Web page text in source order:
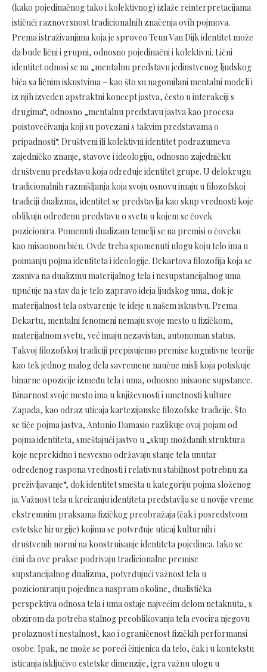
(kako pojedinačnog tako i kolektivnog) izlaže reinterpretacijama
ističući raznovrsnost tradicionalnih značenja ovih pojmova.
Prema istraživanjima koja je sproveo Teun Van Dijk identitet može
da bude lični i grupni, odnosno pojedinačni i kolektivni. Lični
identitet odnosi se na „mentalnu predstavu jedinstvenog ljudskog
bića sa ličnim iskustvima – kao što su nagomilani mentalni modeli i
iz njih izveden apstraktni koncept jastva, često u interakciji s
drugima“, odnosno „mentalnu predstavu jastva kao procesa
poistovećivanja koji su povezani s takvim predstavama o
pripadnosti“. Društveni ili kolektivni identitet podrazumeva
zajedničko znanje, stavove i ideologiju, odnosno zajedničku
društvenu predstavu koja određuje identitet grupe. U delokrugu
tradicionalnih razmišljanja koja svoju osnovu imaju u filozofskoj
tradiciji dualizma, identitet se predstavlja kao skup vrednosti koje
oblikuju određenu predstavu o svetu u kojem se čovek
pozicionira. Pomenuti dualizam temelji se na premisi o čoveku
kao misaonom biću. Ovde treba spomenuti ulogu koju telo ima u
poimanju pojma identiteta i ideologije. Dekartova filozofija koja se
zasniva na dualizmu materijalnog tela i nesupstancijalnog uma
upućuje na stav da je telo zapravo ideja ljudskog uma, dok je
materijalnost tela ostvarenje te ideje u našem iskustvu. Prema
Dekartu, mentalni fenomeni nemaju svoje mesto u fizičkom,
materijalnom svetu, već imaju nezavistan, autonoman status.
Takvoj filozofskoj tradiciji prepisujemo premise kognitivne teorije
kao tek jednog malog dela savremene naučne misli koja potiskuje
binarne opozicije između tela i uma, odnosno misaone supstance.
Binarnost svoje mesto ima u književnosti i umetnosti kulture
Zapada, kao odraz uticaja kartezijanske filozofske tradicije. Što
se tiče pojma jastva, Antonio Damasio razlikuje ovaj pojam od
pojma identiteta, smeštajući jastvo u „skup moždanih struktura
koje neprekidno i nesvesno održavaju stanje tela unutar
određenog raspona vrednosti i relativnu stabilnost potrebnu za
preživljavanje“, dok identitet smešta u kategoriju pojma složenog
ja. Važnost tela u kreiranju identiteta predstavlja se u novije vreme
ekstremnim praksama fizičkog preobražaja (čak i posredstvom
estetske hirurgije) kojima se potvrđuje uticaj kulturnih i
društvenih normi na konstruisanje identiteta pojedinca. Iako se
čini da ove prakse podrivaju tradicionalne premise
supstancijalnog dualizma, potvrđujući važnost tela u
pozicioniranju pojedinca naspram okoline, dualistička
perspektiva odnosa tela i uma ostaje najvećim delom netaknuta, s
obzirom da potreba stalnog preoblikovanja tela evocira njegovu
prolaznost i nestalnost, kao i ograničenost fizičkih performansi
osobe. Ipak, ne može se poreći činjenica da telo, čak i u kontekstu
isticanja isključivo estetske dimenzije, igra važnu ulogu u